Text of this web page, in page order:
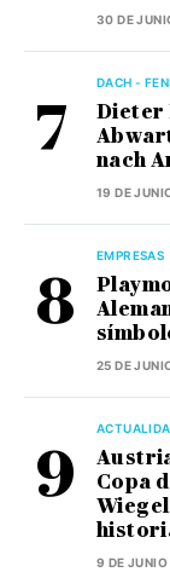
30 DE
DACH -
Dieter
nach
19 DE
EMPRESAS
25 DE
Copa
9 DE